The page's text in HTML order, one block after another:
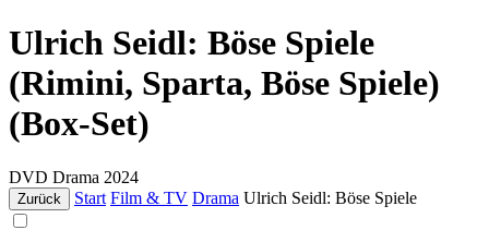
Ulrich Seidl: Böse Spiele
(Rimini, Sparta, Böse Spiele)
(Box-Set)
DVD Drama 2024
Zurück Start Film & TV Drama Ulrich Seidl: Böse Spiele